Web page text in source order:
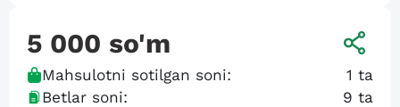
5 000 so'm
Mahsulotni sotilgan soni: 1 ta
Betlar soni:
9 ta